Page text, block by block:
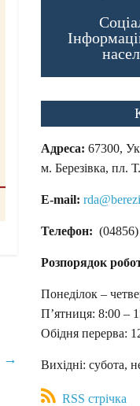
→
Адреса: 67300,
м. Березівка, пл.
E-mail:
Телефон:
Розпорядок
Понеділок –
П’ятниця: 8:00 –
Обідня перерва:
Вихідні: субота,
RSS стрічка